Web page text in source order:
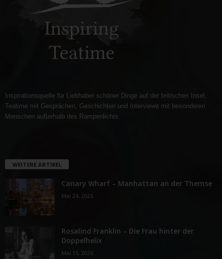
Inspirationsquelle für Liebhaber schöner Dinge auf der britischen Insel,
Teatime mit Gesprächen, Geschichten und Interviews mit besonderen
Menschen außerhalb des Rampenlichts.
WEITERE ARTIKEL
Canary Wharf – Manhattan an der Themse
Mai 24, 2026
Rosalind Franklin – Die Frau hinter der
Doppelhelix
Mai 15, 2026